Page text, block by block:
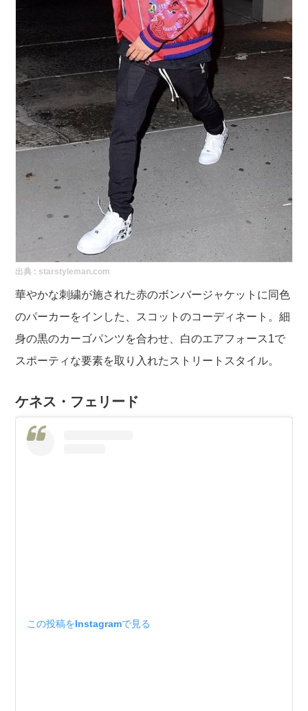
出典 : starstyleman.com
華やかな刺繍が施された赤のボンバージャケットに同色
のパーカーをインした、スコットのコーディネート。細
身の黒のカーゴパンツを合わせ、白のエアフォース1で
スポーティな要素を取り入れたストリートスタイル。
ケネス・フェリード
この投稿をInstagramで見る